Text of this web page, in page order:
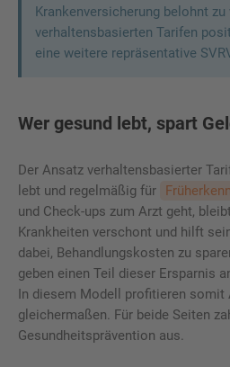
Krankenversicherung belohnt
verhaltensbasierten Tarifen
eine weitere repräsentative
Wer gesund lebt, spart
Der Ansatz verhaltensbasierter
lebt und regelmäßig für
und Check-ups zum Arzt geht,
Krankheiten verschont und hilft
dabei, Behandlungskosten zu
geben einen Teil dieser Ersparnis
In diesem Modell profitieren somit
gleichermaßen. Für beide Seiten
Gesundheitsprävention aus.